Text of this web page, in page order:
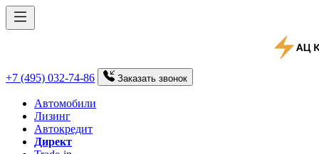
+7 (495) 032-74-86 Заказать звонок
Автомобили
Лизинг
Автокредит
Директ